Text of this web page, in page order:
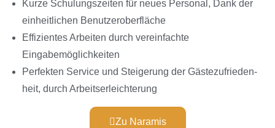
Kurze Schulungs­zeiten für neues Personal, Dank der
einheit­li­chen Benutzeroberfläche
Effizi­entes Arbeiten durch verein­fachte
Eingabemöglichkeiten
Perfekten Service und Steige­rung der Gäste­zu­frie­den­
heit, durch Arbeitserleichterung
Zu Naramis